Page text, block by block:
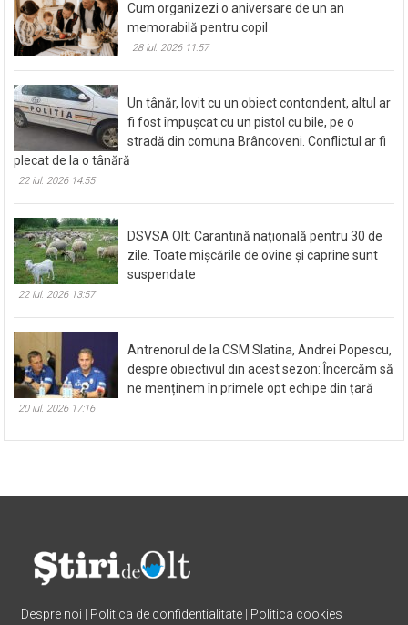
Cum organizezi o aniversare de un an
memorabilă pentru copil
28 iul. 2026 11:57
Un tânăr, lovit cu un obiect contondent, altul ar
fi fost împușcat cu un pistol cu bile, pe o
stradă din comuna Brâncoveni. Conflictul ar fi
plecat de la o tânără
22 iul. 2026 14:55
DSVSA Olt: Carantină națională pentru 30 de
zile. Toate mișcările de ovine și caprine sunt
suspendate
22 iul. 2026 13:57
Antrenorul de la CSM Slatina, Andrei Popescu,
despre obiectivul din acest sezon: Încercăm să
ne menținem în primele opt echipe din țară
20 iul. 2026 17:16
Despre noi Politica de confidentialitate Politica cookies